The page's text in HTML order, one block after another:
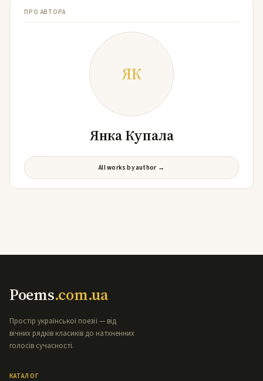
ПРО АВТОРА
ЯК
Янка Купала
All works by author →
Poems.com.ua
Простір української поезії — від
вічних рядків класиків до натхненних
голосів сучасності.
КАТАЛОГ